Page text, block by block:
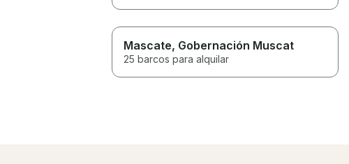
Mascate, Gobernación Muscat
25 barcos para alquilar